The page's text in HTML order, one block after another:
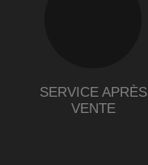
SERVICE APRÈS
VENTE